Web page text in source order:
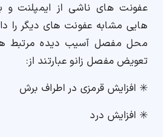
عفونت های ناشی از ایمپلنت و
هایی مشابه عفونت های دیگر را
محل مفصل آسیب دیده مرتبط
تعویض مفصل زانو عبارتند از:
✳️ افزایش قرمزی در اطراف برش
✳️ افزایش درد